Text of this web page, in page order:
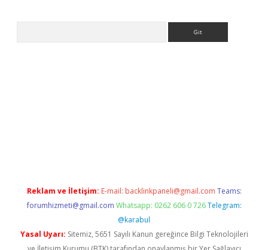
Reklam ve İletişim: E-mail: backlinkpaneli@gmail.com Teams:
forumhizmeti@gmail.com Whatsapp: 0262 606 0 726 Telegram:
@karabul
Yasal Uyarı: Sitemiz, 5651 Sayılı Kanun gereğince Bilgi Teknolojileri